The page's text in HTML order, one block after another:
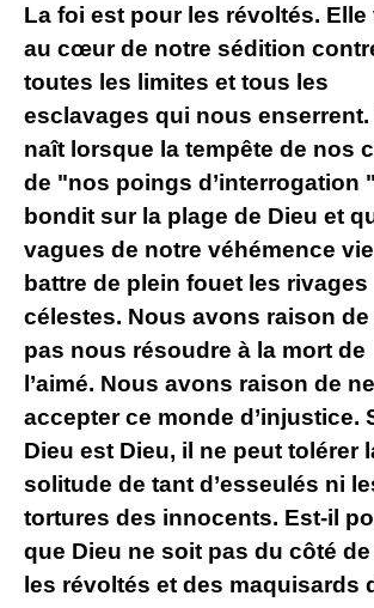
La foi est pour les révoltés. Elle
au cœur de notre sédition
toutes les limites et tous les
esclavages qui nous enserrent.
naît lorsque la tempête de nos
de "nos poings d’interrogation "
bondit sur la plage de Dieu et
vagues de notre véhémence
battre de plein fouet les rivages
célestes. Nous avons raison de
pas nous résoudre à la mort de
l’aimé. Nous avons raison de
accepter ce monde d’injustice.
Dieu est Dieu, il ne peut tolérer
solitude de tant d’esseulés ni
tortures des innocents. Est-il
que Dieu ne soit pas du côté
les révoltés et des maquisards